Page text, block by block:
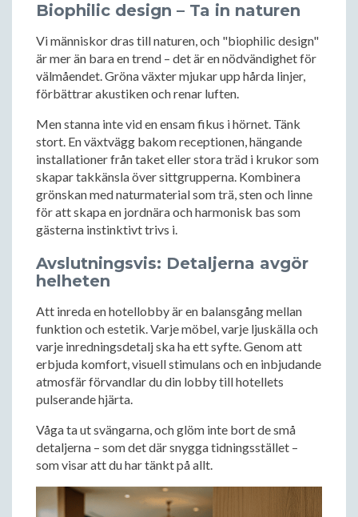
Biophilic design – Ta in naturen
Vi människor dras till naturen, och "biophilic design"
är mer än bara en trend – det är en nödvändighet för
välmåendet. Gröna växter mjukar upp hårda linjer,
förbättrar akustiken och renar luften.
Men stanna inte vid en ensam fikus i hörnet. Tänk
stort. En växtvägg bakom receptionen, hängande
installationer från taket eller stora träd i krukor som
skapar takkänsla över sittgrupperna. Kombinera
grönskan med naturmaterial som trä, sten och linne
för att skapa en jordnära och harmonisk bas som
gästerna instinktivt trivs i.
Avslutningsvis: Detaljerna avgör
helheten
Att inreda en hotellobby är en balansgång mellan
funktion och estetik. Varje möbel, varje ljuskälla och
varje inredningsdetalj ska ha ett syfte. Genom att
erbjuda komfort, visuell stimulans och en inbjudande
atmosfär förvandlar du din lobby till hotellets
pulserande hjärta.
Våga ta ut svängarna, och glöm inte bort de små
detaljerna – som det där snygga tidningsstället –
som visar att du har tänkt på allt.